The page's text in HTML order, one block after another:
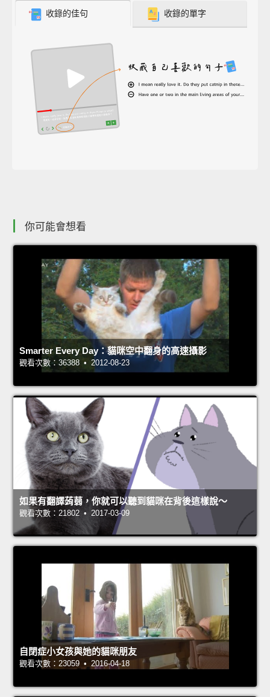
收錄的佳句 收錄的單字
你可能會想看
Smarter Every Day：貓咪空中翻身的高速攝影
觀看次數：36388 • 2012-08-23
如果有翻譯蒟蒻，你就可以聽到貓咪在背後這樣說～
觀看次數：21802 • 2017-03-09
自閉症小女孩與她的貓咪朋友
觀看次數：23059 • 2016-04-18